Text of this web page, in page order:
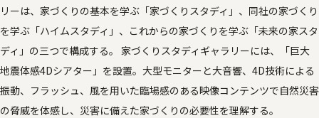
リーは、家づくりの基本を学ぶ「家づくりスタディ」、同社の家づくり
を学ぶ「ハイムスタディ」、これからの家づくりを学ぶ「未来の家スタ
ディ」の三つで構成する。 家づくりスタディギャラリーには、「巨大
地震体感4Dシアター」を設置。大型モニターと大音響、4D技術による
振動、フラッシュ、風を用いた臨場感のある映像コンテンツで自然災害
の脅威を体感し、災害に備えた家づくりの必要性を理解する。